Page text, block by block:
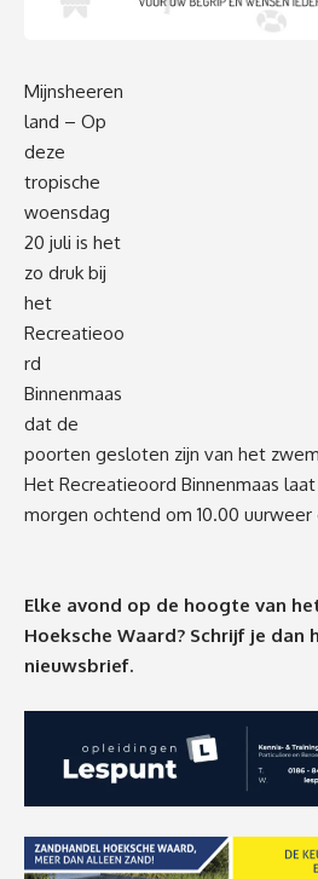
Mijnsheeren
land – Op
deze
tropische
woensdag
20 juli is het
zo druk bij
het
Recreatieoo
rd
Binnenmaas
dat de
poorten gesloten zijn van het
Het Recreatieoord Binnenmaas
morgen ochtend om 10.00 uurweer
Elke avond op de hoogte van
Hoeksche Waard? Schrijf je dan
nieuwsbrief.